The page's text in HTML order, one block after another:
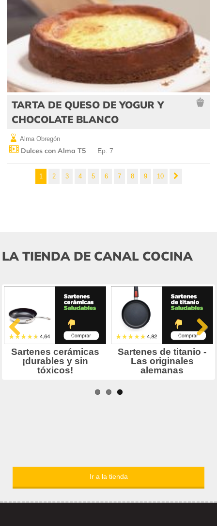
TARTA DE QUESO DE YOGUR Y
CHOCOLATE BLANCO
Alma Obregón
Dulces con Alma T5 Ep: 7
1 2 3 4 5 6 7 8 9 10
LA TIENDA DE CANAL COCINA
Ir a la tienda